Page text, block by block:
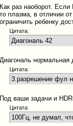
Как раз наоборот.
то плазма, в отличии
ограничить ребенку
Цитата:
Диагональ 42
Диагональ
Цитата:
3.разрешение фул
Под ваши задачи и
Цитата:
100Гц, не думал,